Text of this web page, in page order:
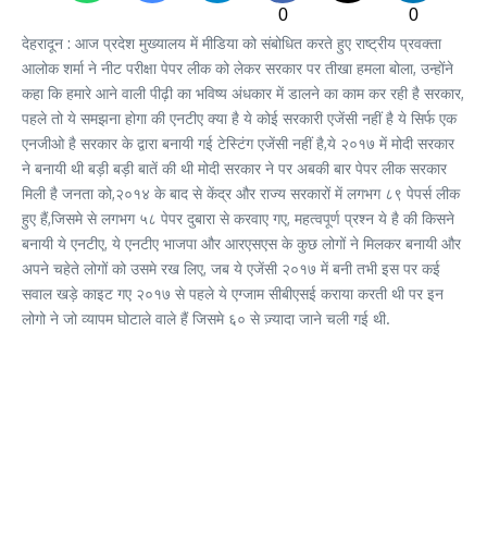
0
0
देहरादून : आज प्रदेश मुख्यालय में मीडिया को संबोधित करते हुए राष्ट्रीय प्रवक्ता
आलोक शर्मा ने नीट परीक्षा पेपर लीक को लेकर सरकार पर तीखा हमला बोला, उन्होंने
कहा कि हमारे आने वाली पीढ़ी का भविष्य अंधकार में डालने का काम कर रही है सरकार,
पहले तो ये समझना होगा की एनटीए क्या है ये कोई सरकारी एजेंसी नहीं है ये सिर्फ एक
एनजीओ है सरकार के द्वारा बनायी गई टेस्टिंग एजेंसी नहीं है,ये २०१७ में मोदी सरकार
ने बनायी थी बड़ी बड़ी बातें की थी मोदी सरकार ने पर अबकी बार पेपर लीक सरकार
मिली है जनता को,२०१४ के बाद से केंद्र और राज्य सरकारों में लगभग ८९ पेपर्स लीक
हुए हैं,जिसमे से लगभग ५८ पेपर दुबारा से करवाए गए, महत्वपूर्ण प्रश्न ये है की किसने
बनायी ये एनटीए, ये एनटीए भाजपा और आरएसएस के कुछ लोगों ने मिलकर बनायी और
अपने चहेते लोगों को उसमे रख लिए, जब ये एजेंसी २०१७ में बनी तभी इस पर कई
सवाल खड़े काइट गए २०१७ से पहले ये एग्जाम सीबीएसई कराया करती थी पर इन
लोगो ने जो व्यापम घोटाले वाले हैं जिसमे ६० से ज़्यादा जाने चली गई थी.